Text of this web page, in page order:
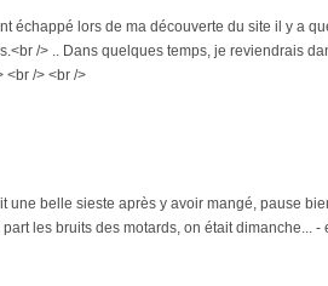
échappé lors de ma découverte du site il y a
/> .. Dans quelques temps, je reviendrais
<br /> <br />
une belle sieste après y avoir mangé, pause
les bruits des motards, on était dimanche... -